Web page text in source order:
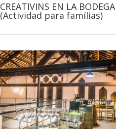
CREATIVINS EN LA BODEGA
(Actividad para famílias)